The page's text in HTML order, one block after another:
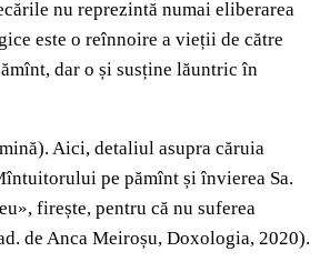
nu reprezintă numai eliberarea
este o reînnoire a vieții de către
dar o și susține lăuntric în
Aici, detaliul asupra căruia
pe pămînt și învierea Sa.
firește, pentru că nu suferea
de Anca Meiroșu, Doxologia, 2020).